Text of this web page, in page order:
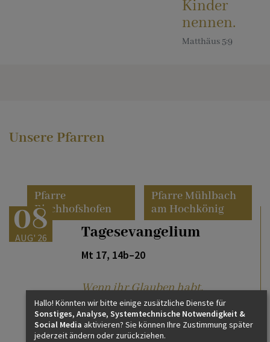
Kinder
nennen.
Matthäus 5:9
Unsere Pfarren
Pfarre
Bischhofshofen
Pfarre Mühlbach
am Hochkönig
08
AUG' 26 Tagesevangelium
Mt 17, 14b–20
Wenn ihr Glauben habt,
wird euch nichts
unmöglich sein
Hallo! Könnten wir bitte einige zusätzliche Dienste für
Sonstiges, Analyse, Systemtechnische Notwendigkeit &
Social Media aktivieren? Sie können Ihre Zustimmung später
jederzeit ändern oder zurückziehen.